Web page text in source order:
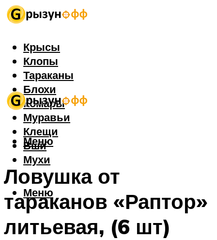
Крысы
Клопы
Тараканы
Блохи
Комары
Муравьи
Клещи
Вши
Мухи
Меню
Меню
Ловушка от
тараканов «Раптор»
литьевая, (6 шт)